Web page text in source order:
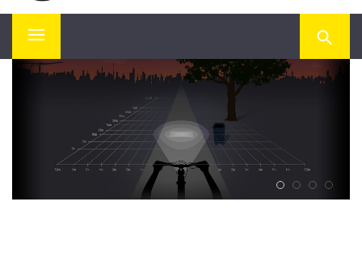
Primary
Menu